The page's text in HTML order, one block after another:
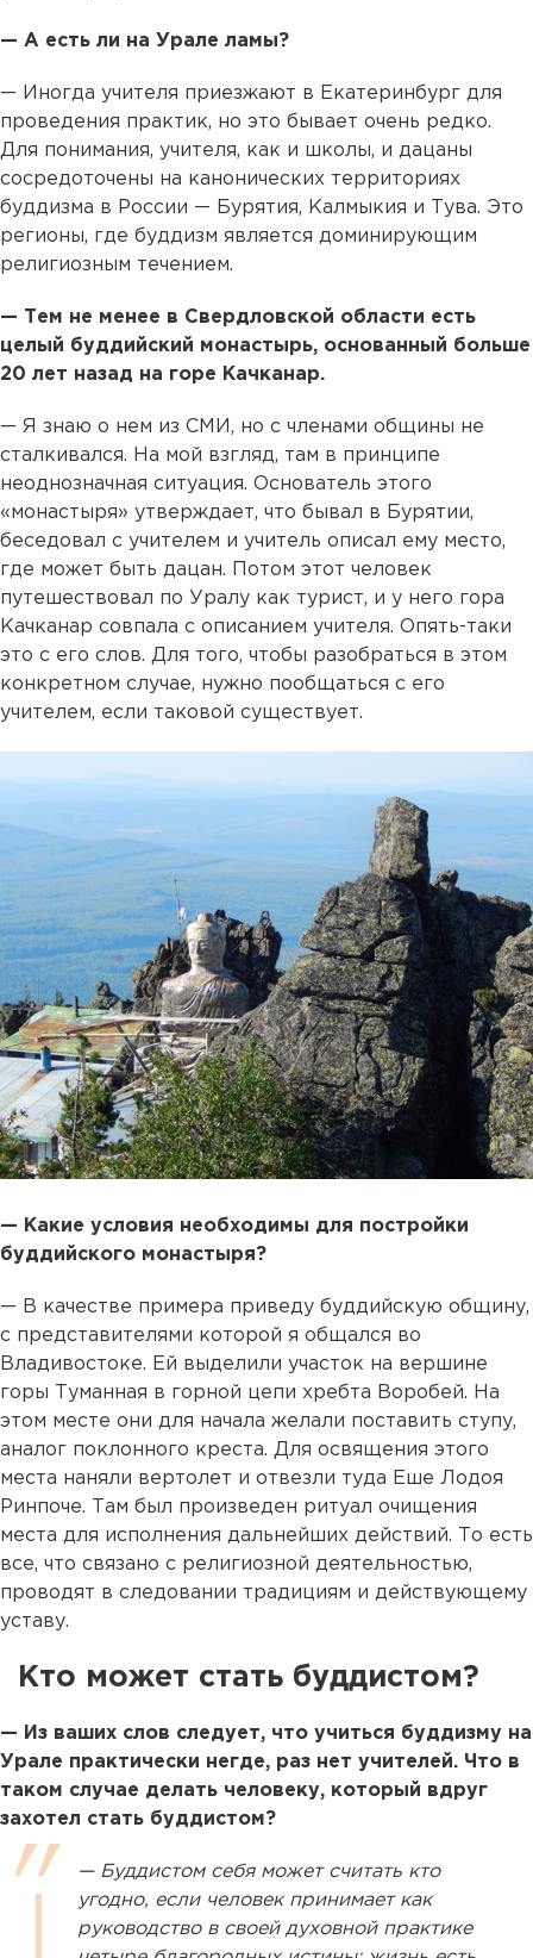
— А есть ли на Урале ламы?
— Иногда учителя приезжают в Екатеринбург для
проведения практик, но это бывает очень редко.
Для понимания, учителя, как и школы, и дацаны
сосредоточены на канонических территориях
буддизма в России — Бурятия, Калмыкия и Тува. Это
регионы, где буддизм является доминирующим
религиозным течением.
— Тем не менее в Свердловской области есть
целый буддийский монастырь, основанный больше
20 лет назад на горе Качканар.
— Я знаю о нем из СМИ, но с членами общины не
сталкивался. На мой взгляд, там в принципе
неоднозначная ситуация. Основатель этого
«монастыря» утверждает, что бывал в Бурятии,
беседовал с учителем и учитель описал ему место,
где может быть дацан. Потом этот человек
путешествовал по Уралу как турист, и у него гора
Качканар совпала с описанием учителя. Опять-таки
это с его слов. Для того, чтобы разобраться в этом
конкретном случае, нужно пообщаться с его
учителем, если таковой существует.
— Какие условия необходимы для постройки
буддийского монастыря?
— В качестве примера приведу буддийскую общину,
с представителями которой я общался во
Владивостоке. Ей выделили участок на вершине
горы Туманная в горной цепи хребта Воробей. На
этом месте они для начала желали поставить ступу,
аналог поклонного креста. Для освящения этого
места наняли вертолет и отвезли туда Еше Лодоя
Ринпоче. Там был произведен ритуал очищения
места для исполнения дальнейших действий. То есть
все, что связано с религиозной деятельностью,
проводят в следовании традициям и действующему
уставу.
Кто может стать буддистом?
— Из ваших слов следует, что учиться буддизму на
Урале практически негде, раз нет учителей. Что в
таком случае делать человеку, который вдруг
захотел стать буддистом?
— Буддистом себя может считать кто
угодно, если человек принимает как
руководство в своей духовной практике